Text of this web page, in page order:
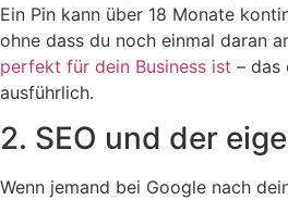
Ein Pin kann über 18 Monate
ohne dass du noch einmal daran
perfekt für dein Business ist – das
ausführlich.
2. SEO und der
Wenn jemand bei Google nach